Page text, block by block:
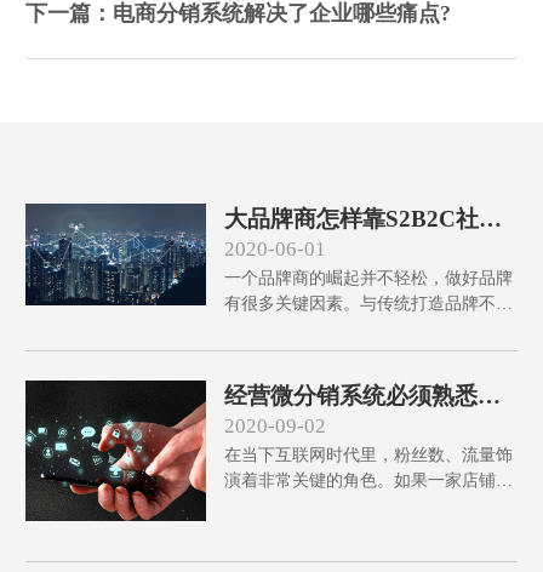
下一篇：电商分销系统解决了企业哪些痛点?
大品牌商怎样靠S2B2C社交
商城系统对直营渠道、经销
商的管理？
2020-06-01
一个品牌商的崛起并不轻松，做好品牌
有很多关键因素。与传统打造品牌不
销工具助力，S2B2C社交商城系统就是
其中之一。作为大品牌商，要保住自己
的品牌形象，就要严格的管理直营渠道
和经销商等，这样才能提升客户的信任
度。
经营微分销系统必须熟悉什
么技巧，才会吸引更多的用
户进来?
2020-09-02
在当下互联网时代里，粉丝数、流量饰
演着非常关键的角色。如果一家店铺缺